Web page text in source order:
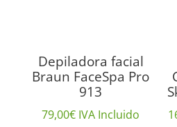
Depiladora facial
Braun FaceSpa Pro
913
79,00€ IVA Incluido